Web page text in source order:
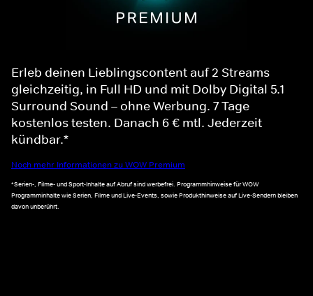
Erleb deinen Lieblingscontent auf 2 Streams
gleichzeitig, in Full HD und mit Dolby Digital 5.1
Surround Sound – ohne Werbung. 7 Tage
kostenlos testen. Danach 6 € mtl. Jederzeit
kündbar.*
Noch mehr Informationen zu WOW Premium
*Serien-, Filme- und Sport-Inhalte auf Abruf sind werbefrei. Programmhinweise für WOW
Programminhalte wie Serien, Filme und Live-Events, sowie Produkthinweise auf Live-Sendern bleiben
davon unberührt.